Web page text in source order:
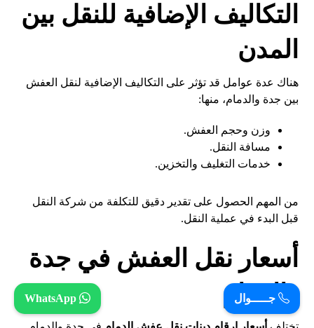
التكاليف الإضافية للنقل بين
المدن
هناك عدة عوامل قد تؤثر على التكاليف الإضافية لنقل العفش
بين جدة والدمام، منها:
وزن وحجم العفش.
مسافة النقل.
خدمات التغليف والتخزين.
من المهم الحصول على تقدير دقيق للتكلفة من شركة النقل
قبل البدء في عملية النقل.
أسعار نقل العفش في جدة
والدمام
جـــــوال